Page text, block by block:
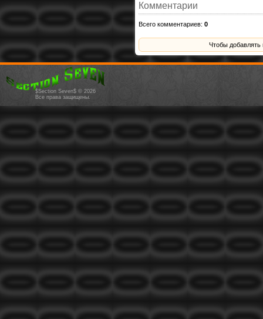
Комментарии
Всего комментариев: 0
Чтобы
$Section Seven$ © 2026
Все права защищены.